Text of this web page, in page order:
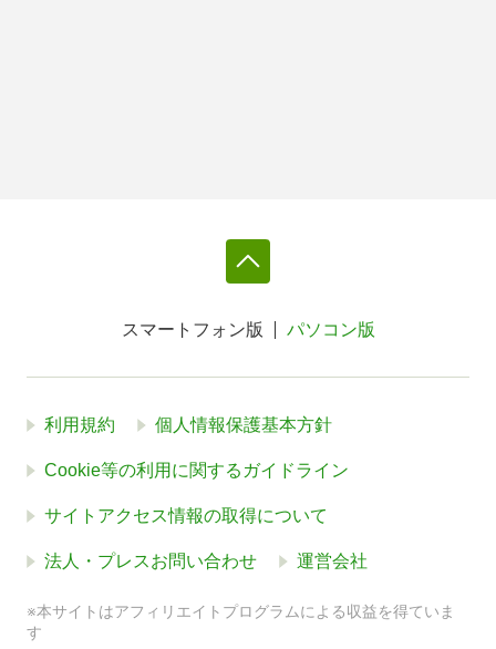
スマートフォン版 パソコン版
利用規約 個人情報保護基本方針
Cookie等の利用に関するガイドライン
サイトアクセス情報の取得について
法人・プレスお問い合わせ 運営会社
※本サイトはアフィリエイトプログラムによる収益を得ていま
す